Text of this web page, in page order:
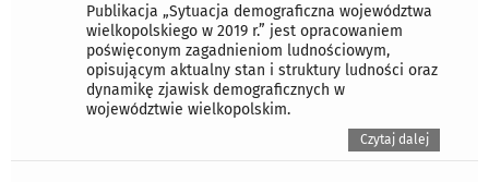
Publikacja „Sytuacja demograficzna województwa
wielkopolskiego w 2019 r.” jest opracowaniem
poświęconym zagadnieniom ludnościowym,
opisującym aktualny stan i struktury ludności oraz
dynamikę zjawisk demograficznych w
województwie wielkopolskim.
Czytaj dalej